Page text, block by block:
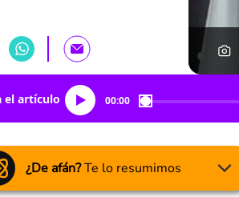
el artículo 00:00
¿De afán?Te lo resumimos